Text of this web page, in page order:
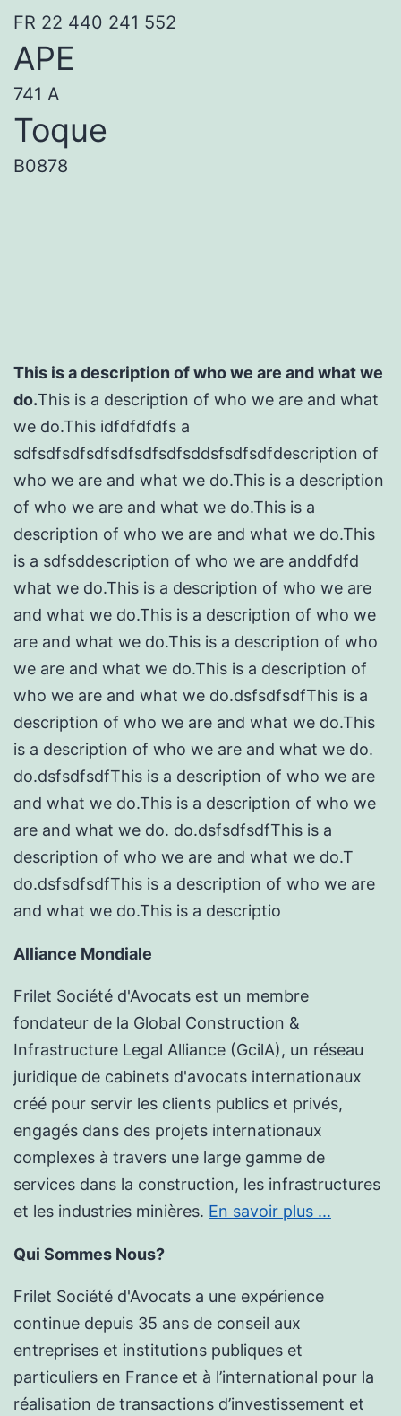
FR 22 440 241 552
APE
741 A
Toque
B0878
This is a description of who we are and what we
do.This is a description of who we are and what
we do.This idfdfdfdfs a
sdfsdfsdfsdfsdfsdfsdfsddsfsdfsdfdescription of
who we are and what we do.This is a description
of who we are and what we do.This is a
description of who we are and what we do.This
is a sdfsddescription of who we are anddfdfd
what we do.This is a description of who we are
and what we do.This is a description of who we
are and what we do.This is a description of who
we are and what we do.This is a description of
who we are and what we do.dsfsdfsdfThis is a
description of who we are and what we do.This
is a description of who we are and what we do.
do.dsfsdfsdfThis is a description of who we are
and what we do.This is a description of who we
are and what we do. do.dsfsdfsdfThis is a
description of who we are and what we do.T
do.dsfsdfsdfThis is a description of who we are
and what we do.This is a descriptio
Alliance Mondiale
Frilet Société d'Avocats est un membre
fondateur de la Global Construction &
Infrastructure Legal Alliance (GcilA), un réseau
juridique de cabinets d'avocats internationaux
créé pour servir les clients publics et privés,
engagés dans des projets internationaux
complexes à travers une large gamme de
services dans la construction, les infrastructures
et les industries minières. En savoir plus ...
Qui Sommes Nous?
Frilet Société d'Avocats a une expérience
continue depuis 35 ans de conseil aux
entreprises et institutions publiques et
particuliers en France et à l’international pour la
réalisation de transactions d’investissement et